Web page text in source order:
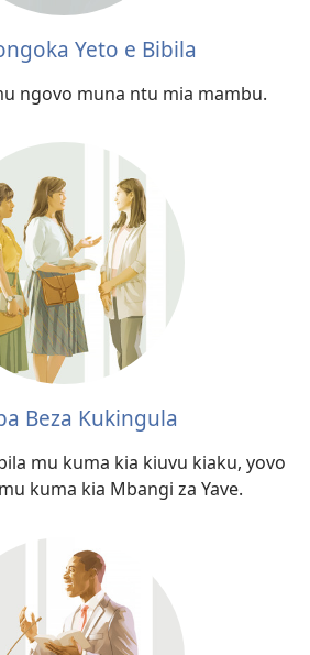
Yeto e Bibila
ngovo muna ntu mia mambu.
Beza Kukingula
mu kuma kia kiuvu kiaku, yovo
kuma kia Mbangi za Yave.